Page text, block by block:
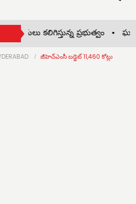
కలిగిస్తున్న ప్రభుత్వం •ఘనంగా
జీహెచ్‌ఎంసీ బడ్జెట్ 11,460 కోట్లు